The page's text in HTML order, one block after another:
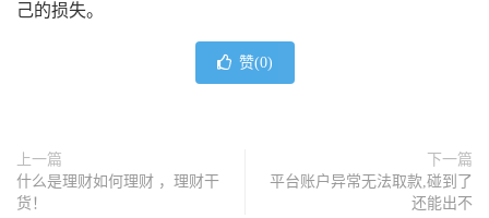
己的损失。
赞(0)
上一篇
什么是理财如何理财 ，理财干
货！
下一篇
平台账户异常无法取款,碰到了
还能出不